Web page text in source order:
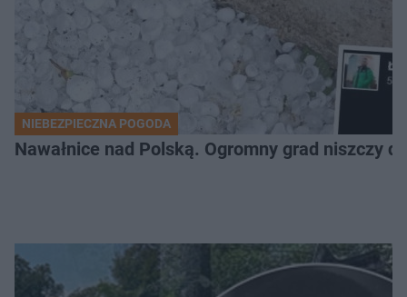
NIEBEZPIECZNA POGODA
Nawałnice nad Polską. Ogromny grad niszczy